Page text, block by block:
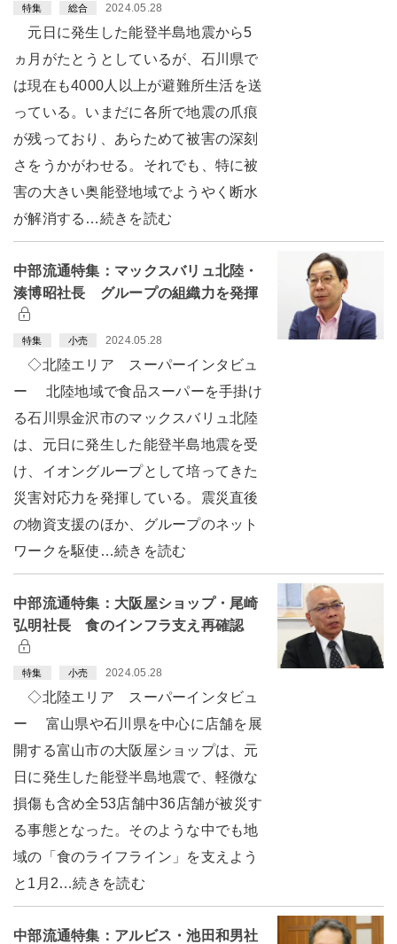
特集 総合 2024.05.28
元日に発生した能登半島地震から5
ヵ月がたとうとしているが、石川県で
は現在も4000人以上が避難所生活を送
っている。いまだに各所で地震の爪痕
が残っており、あらためて被害の深刻
さをうかがわせる。それでも、特に被
害の大きい奥能登地域でようやく断水
が解消する…続きを読む
中部流通特集：マックスバリュ北陸・
湊博昭社長 グループの組織力を発揮
特集 小売 2024.05.28
◇北陸エリア スーパーインタビュ
ー 北陸地域で食品スーパーを手掛け
る石川県金沢市のマックスバリュ北陸
は、元日に発生した能登半島地震を受
け、イオングループとして培ってきた
災害対応力を発揮している。震災直後
の物資支援のほか、グループのネット
ワークを駆使…続きを読む
中部流通特集：大阪屋ショップ・尾崎
弘明社長 食のインフラ支え再確認
特集 小売 2024.05.28
◇北陸エリア スーパーインタビュ
ー 富山県や石川県を中心に店舗を展
開する富山市の大阪屋ショップは、元
日に発生した能登半島地震で、軽微な
損傷も含め全53店舗中36店舗が被災す
る事態となった。そのような中でも地
域の「食のライフライン」を支えよう
と1月2…続きを読む
中部流通特集：アルビス・池田和男社